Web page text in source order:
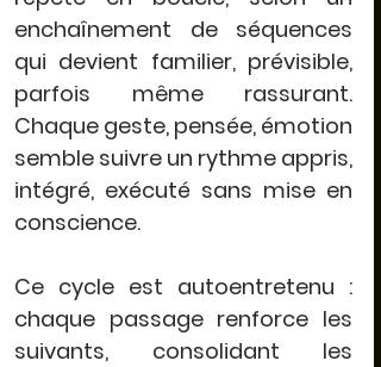
enchaînement de séquences
qui devient familier, prévisible,
parfois même rassurant.
Chaque geste, pensée, émotion
semble suivre un rythme appris,
intégré, exécuté sans mise en
conscience.
Ce cycle est autoentretenu :
chaque passage renforce les
suivants, consolidant les